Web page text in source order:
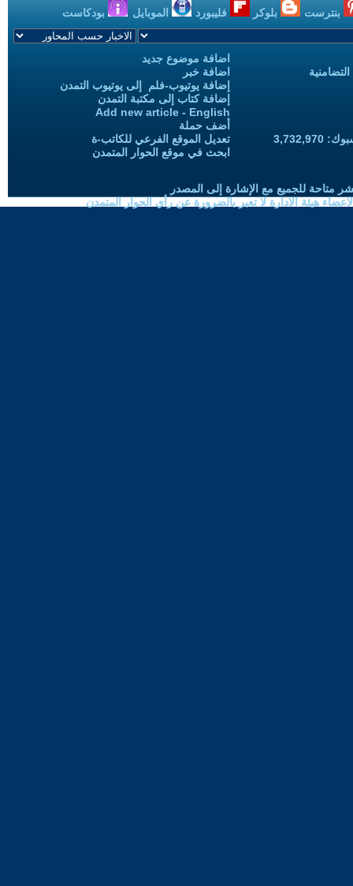
بنترست بلوكر فليبورد الموبايل بودكاست
اضافة موضوع جديد
اضافة خبر
إضافة يوتيوب-فلم إلى يوتيوب التمدن
إضافة كتاب إلى مكتبة التمدن
Add new article - English
أضف حملة
تعديل الموقع الفرعي للكاتب-ة
ابحث في موقع الحوار المتمدن
متاحة للجميع مع الإشارة إلى المصدر
هيئة الادارة لا تعبر بالضرورة عن رأي الحوار المتمدن